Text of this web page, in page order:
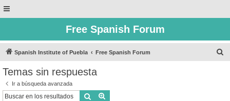
Free Spanish Forum
Spanish Institute of Puebla Free Spanish Forum
Temas sin respuesta
Ir a búsqueda avanzada
Buscar